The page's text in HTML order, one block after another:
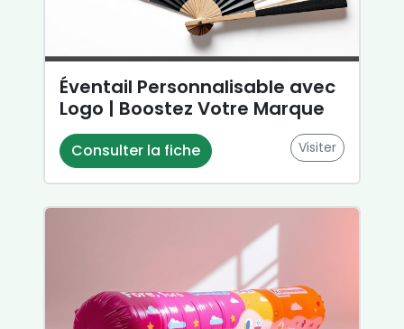
Éventail Personnalisable avec
Logo | Boostez Votre Marque
Consulter la fiche Visiter